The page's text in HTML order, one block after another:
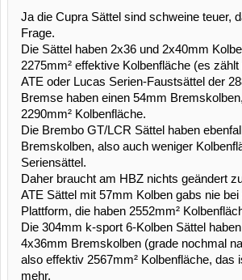
Ja die Cupra Sättel sind schweine teuer,
Frage.
Die Sättel haben 2x36 und 2x40mm
2275mm² effektive Kolbenfläche (es zählt
ATE oder Lucas Serien-Faustsättel der
Bremse haben einen 54mm
2290mm² Kolbenfläche.
Die Brembo GT/LCR Sättel haben
Bremskolben, also auch weniger
Seriensättel.
Daher braucht am HBZ nichts geändert
ATE Sättel mit 57mm Kolben gabs nie
Plattform, die haben 2552mm²
Die 304mm k-sport 6-Kolben Sättel
4x36mm Bremskolben (grade nochmal
also effektiv 2567mm² Kolbenfläche, das
mehr.